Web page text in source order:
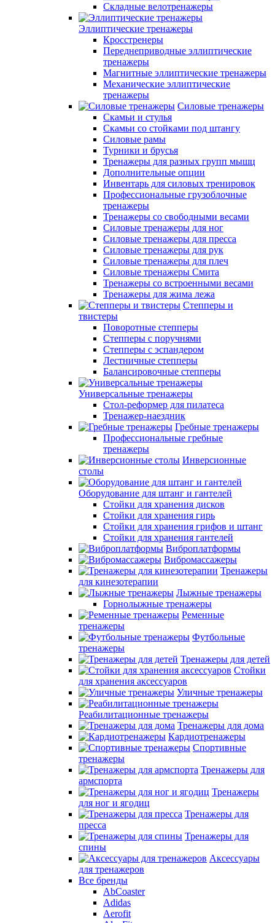
Складные велотренажеры
Эллиптические тренажеры
Кросстренеры
Переднеприводные эллиптические
тренажеры
Магнитные эллиптические тренажеры
Механические эллиптические
тренажеры
Силовые тренажеры
Скамьи и стулья
Скамьи со стойками под штангу
Силовые рамы
Турники и брусья
Тренажеры для разных групп мышц
Дополнительные опции
Инвентарь для силовых тренировок
Профессиональные грузоблочные
тренажеры
Тренажеры со свободными весами
Силовые тренажеры для ног
Силовые тренажеры для пресса
Силовые тренажеры для рук
Силовые тренажеры для плеч
Силовые тренажеры Смита
Тренажеры со встроенными весами
Тренажеры для жима лежа
Степперы и
твистеры
Поворотные степперы
Степперы с поручнями
Степперы с эспандером
Лестничные степперы
Балансировочные степперы
Универсальные тренажеры
Стол-реформер для пилатеса
Тренажер-наездник
Гребные тренажеры
Профессиональные гребные
тренажеры
Инверсионные
столы
Оборудование для штанг и гантелей
Стойки для хранения дисков
Стойки для хранения гирь
Стойки для хранения грифов и штанг
Стойки для хранения гантелей
Виброплатформы
Вибромассажеры
Тренажеры
для кинезотерапии
Лыжные тренажеры
Горнолыжные тренажеры
Ременные
тренажеры
Футбольные
тренажеры
Тренажеры для детей
Стойки
для хранения аксессуаров
Уличные тренажеры
Реабилитационные тренажеры
Тренажеры для дома
Кардиотренажеры
Спортивные
тренажеры
Тренажеры для
армспорта
Тренажеры
для ног и ягодиц
Тренажеры для
пресса
Тренажеры для
спины
Аксессуары
для тренажеров
Все бренды
AbCoaster
Adidas
Aerofit